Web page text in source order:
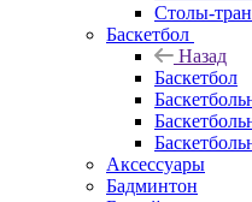
Столы-
Баскетбол
Назад
Баскетбол
Аксессуары
Бадминтон